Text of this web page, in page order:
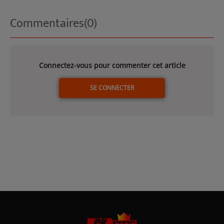
chimique.
Commentaires(0)
Connectez-vous pour commenter cet article
SE CONNECTER